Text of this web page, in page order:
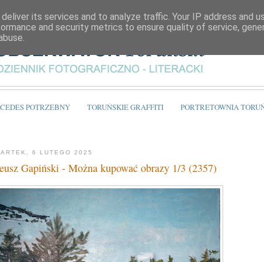
POTRZEBNY TORUŃSKIE GRAFFITI PORTRETOWNIA
6 LUTEGO 2025
Gapiński - Można kupować obrazy 1/3 (2357)
its services and to analyze traffic. Your IP address and
and security metrics to ensure quality of service,